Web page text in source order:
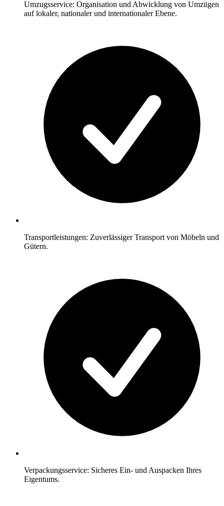
Umzugsservice: Organisation und Abwicklung von Umzügen
auf lokaler, nationaler und internationaler Ebene.
Transportleistungen: Zuverlässiger Transport von Möbeln und
Gütern.
Verpackungsservice: Sicheres Ein- und Auspacken Ihres
Eigentums.